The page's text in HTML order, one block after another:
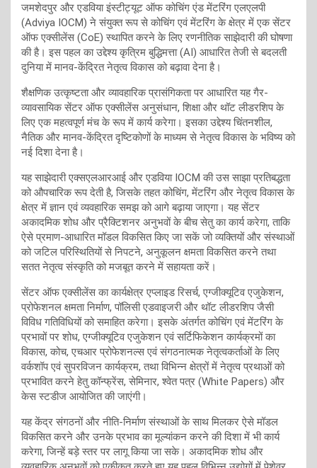
जमशेदपुर और एडविया इंस्टीट्यूट ऑफ कोचिंग एंड मेंटरिंग एलएलपी
(Adviya IOCM) ने संयुक्त रूप से कोचिंग एवं मेंटरिंग के क्षेत्र में एक सेंटर
ऑफ एक्सीलेंस (CoE) स्थापित करने के लिए रणनीतिक साझेदारी की घोषणा
की है। इस पहल का उद्देश्य कृत्रिम बुद्धिमत्ता (AI) आधारित तेजी से बदलती
दुनिया में मानव-केंद्रित नेतृत्व विकास को बढ़ावा देना है।
शैक्षणिक उत्कृष्टता और व्यावहारिक प्रासंगिकता पर आधारित यह गैर-
व्यावसायिक सेंटर ऑफ एक्सीलेंस अनुसंधान, शिक्षा और थॉट लीडरशिप के
लिए एक महत्वपूर्ण मंच के रूप में कार्य करेगा। इसका उद्देश्य चिंतनशील,
नैतिक और मानव-केंद्रित दृष्टिकोणों के माध्यम से नेतृत्व विकास के भविष्य को
नई दिशा देना है।
यह साझेदारी एक्सएलआरआई और एडविया IOCM की उस साझा प्रतिबद्धता
को औपचारिक रूप देती है, जिसके तहत कोचिंग, मेंटरिंग और नेतृत्व विकास के
क्षेत्र में ज्ञान एवं व्यवहारिक समझ को आगे बढ़ाया जाएगा। यह सेंटर
अकादमिक शोध और प्रैक्टिशनर अनुभवों के बीच सेतु का कार्य करेगा, ताकि
ऐसे प्रमाण-आधारित मॉडल विकसित किए जा सकें जो व्यक्तियों और संस्थाओं
को जटिल परिस्थितियों से निपटने, अनुकूलन क्षमता विकसित करने तथा
सतत नेतृत्व संस्कृति को मजबूत करने में सहायता करें।
सेंटर ऑफ एक्सीलेंस का कार्यक्षेत्र एप्लाइड रिसर्च, एग्जीक्यूटिव एजुकेशन,
प्रोफेशनल क्षमता निर्माण, पॉलिसी एडवाइजरी और थॉट लीडरशिप जैसी
विविध गतिविधियों को समाहित करेगा। इसके अंतर्गत कोचिंग एवं मेंटरिंग के
प्रभावों पर शोध, एग्जीक्यूटिव एजुकेशन एवं सर्टिफिकेशन कार्यक्रमों का
विकास, कोच, एचआर प्रोफेशनल्स एवं संगठनात्मक नेतृत्वकर्ताओं के लिए
वर्कशॉप एवं सुपरविजन कार्यक्रम, तथा विभिन्न क्षेत्रों में नेतृत्व प्रथाओं को
प्रभावित करने हेतु कॉन्फ्रेंस, सेमिनार, श्वेत पत्र (White Papers) और
केस स्टडीज आयोजित की जाएंगी।
यह केंद्र संगठनों और नीति-निर्माण संस्थाओं के साथ मिलकर ऐसे मॉडल
विकसित करने और उनके प्रभाव का मूल्यांकन करने की दिशा में भी कार्य
करेगा, जिन्हें बड़े स्तर पर लागू किया जा सके। अकादमिक शोध और